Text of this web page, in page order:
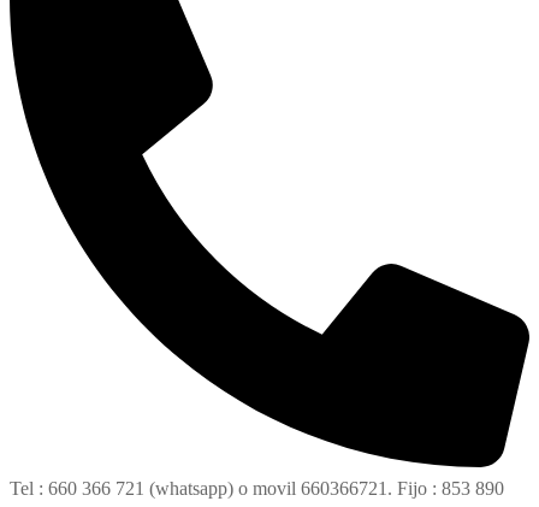
Tel : 660 366 721 (whatsapp) o movil 660366721. Fijo : 853 890